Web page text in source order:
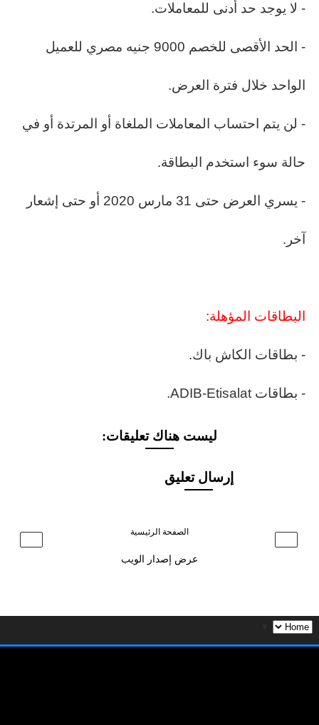
- لا يوجد حد أدنى للمعاملات.
- الحد الأقصى للخصم 9000 جنيه مصري للعميل
الواحد خلال فترة العرض.
- لن يتم احتساب المعاملات الملغاة أو المرتدة أو في
حالة سوء استخدم البطاقة.
- يسري العرض حتى 31 مارس 2020 أو حتى إشعار
آخر.
البطاقات المؤهلة:
- بطاقات الكاش باك.
- بطاقات ADIB-Etisalat.
ليست هناك تعليقات:
إرسال تعليق
‹
› الصفحة الرئيسية
عرض إصدار الويب